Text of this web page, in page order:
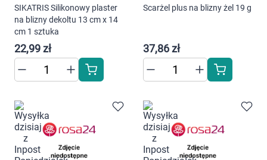
SIKATRIS Silikonowy plaster
na blizny dekoltu 13 cm x 14
cm 1 sztuka
22,99 zł
Scarżel plus na blizny żel 19 g
37,86 zł